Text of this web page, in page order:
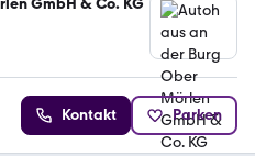
Kontakt Parken